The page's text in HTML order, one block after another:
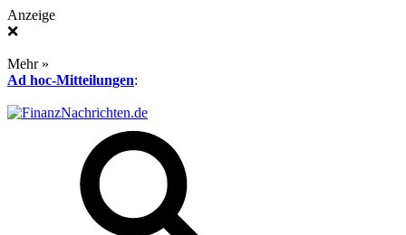
Anzeige
❌
Mehr »
Ad hoc-Mitteilungen: